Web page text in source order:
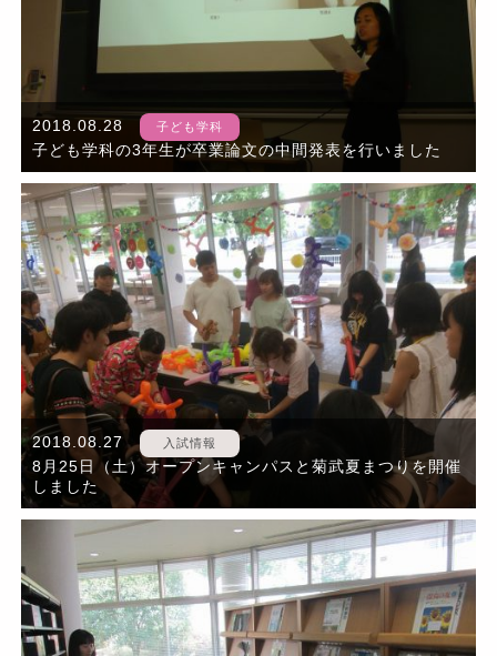
2018.08.28 子ども学科
子ども学科の3年生が卒業論文の中間発表を行いました
2018.08.27 入試情報
8月25日（土）オープンキャンパスと菊武夏まつりを開催
しました